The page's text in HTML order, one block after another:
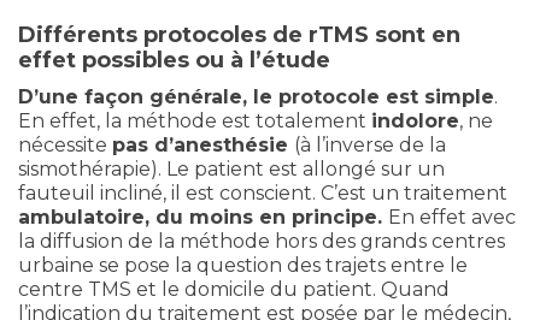
Différents protocoles de rTMS sont en
effet possibles ou à l’étude
D’une façon générale, le protocole est simple.
En effet, la méthode est totalement indolore, ne
nécessite pas d’anesthésie (à l’inverse de la
sismothérapie). Le patient est allongé sur un
fauteuil incliné, il est conscient. C’est un traitement
ambulatoire, du moins en principe. En effet avec
la diffusion de la méthode hors des grands centres
urbaine se pose la question des trajets entre le
centre TMS et le domicile du patient. Quand
l’indication du traitement est posée par le médecin,